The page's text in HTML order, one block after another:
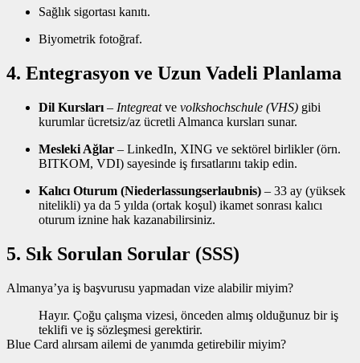
Sağlık sigortası kanıtı.
Biyometrik fotoğraf.
4. Entegrasyon ve Uzun Vadeli Planlama
Dil Kursları – Integreatve volkshochschule (VHS) gibi
kurumlar ücretsiz/az ücretli Almanca kursları sunar.
Mesleki Ağlar – LinkedIn, XING ve sektörel birli­kler (örn.
BITKOM, VDI) sayesinde iş fırsatlarını takip edin.
Kalıcı Oturum (Niederlassungserlaubnis) – 33 ay (yüksek
nitelikli) ya da 5 yılda (ortak koşul) ikamet sonrası kalıcı
oturum iznine hak kazanabilirsiniz.
5. Sık Sorulan Sorular (SSS)
Almanya’ya iş başvurusu yapmadan vize alabilir miyim?
Hayır. Çoğu çalışma vizesi, önceden almış olduğunuz bir iş
teklifi ve iş sözleşmesi gerektirir.
Blue Card alırsam ailemi de yanımda getirebilir miyim?